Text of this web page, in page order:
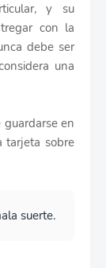
y su
con la
debe ser
una
en
tarjeta sobre
suerte.